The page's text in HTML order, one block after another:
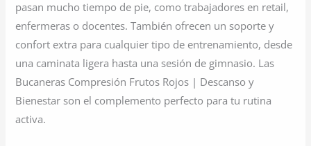
pasan mucho tiempo de pie, como trabajadores en retail,
enfermeras o docentes. También ofrecen un soporte y
confort extra para cualquier tipo de entrenamiento, desde
una caminata ligera hasta una sesión de gimnasio. Las
Bucaneras Compresión Frutos Rojos | Descanso y
Bienestar son el complemento perfecto para tu rutina
activa.